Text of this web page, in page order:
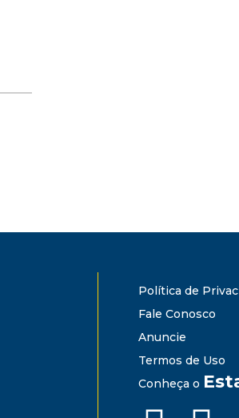
Política de
Fale Conosco
Anuncie
Termos de Uso
Conheça o